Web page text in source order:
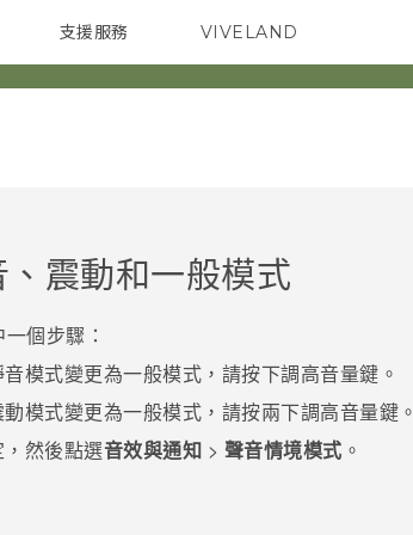
企業採購
支援服務 VIVELAND
震動和一般模式
個步驟：
模式變更為一般模式，請按下調高音量鍵。
模式變更為一般模式，請按兩下調高音量鍵。
然後點選音效與通知 > 聲音情境模式 。